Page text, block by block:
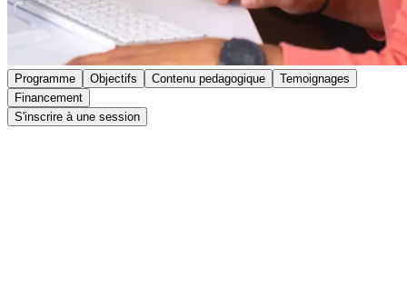
Programme Objectifs Contenu pedagogique
Temoignages
Financement
S'inscrire à une session